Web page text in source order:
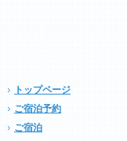
トップページ
ご宿泊予約
ご宿泊